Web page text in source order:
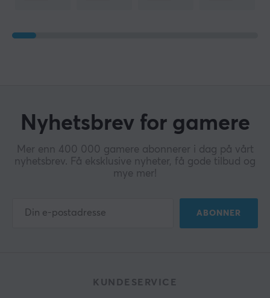
Nyhetsbrev for gamere
Mer enn 400 000 gamere abonnerer i dag på vårt
nyhetsbrev. Få eksklusive nyheter, få gode tilbud og
mye mer!
ABONNER
KUNDESERVICE